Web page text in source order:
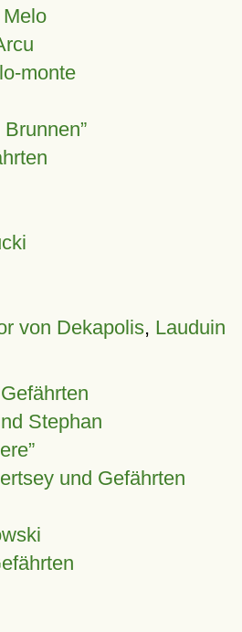
monte
Brunnen
von Dekapolis, Lauduin
Stephan
und Gefährten